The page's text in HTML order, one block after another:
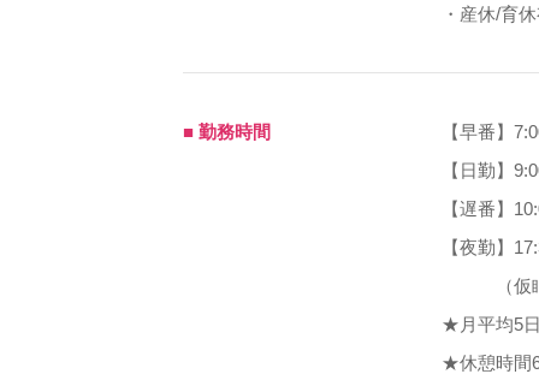
・産休/育
■ 勤務時間
【早番】
【日勤】
【遅番】
【夜勤】
（仮眠
★月平均5
★休憩時間